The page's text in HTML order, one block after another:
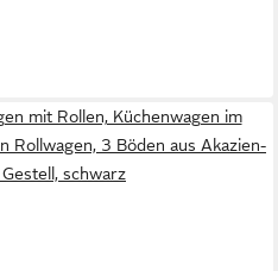
mit Rollen, Küchenwagen im
Rollwagen, 3 Böden aus Akazien-
schwarz